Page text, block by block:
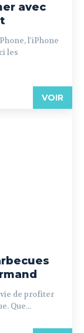
avec
l'iPhone
les
VOIR
de profiter
Que...